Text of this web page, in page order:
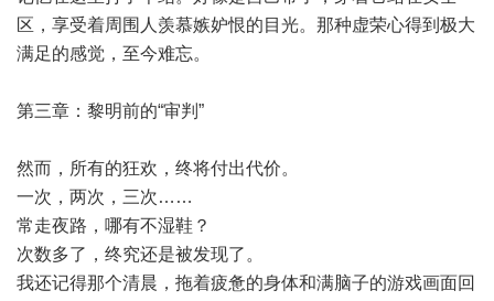
区，享受着周围人羡慕嫉妒恨的目光。那种虚荣心得到极大
满足的感觉，至今难忘。
第三章：黎明前的“审判”
然而，所有的狂欢，终将付出代价。
一次，两次，三次……
常走夜路，哪有不湿鞋？
次数多了，终究还是被发现了。
我还记得那个清晨，拖着疲惫的身体和满脑子的游戏画面回